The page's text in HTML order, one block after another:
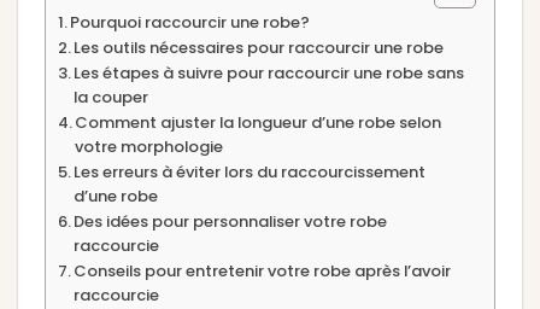
Pourquoi raccourcir une robe?
Les outils nécessaires pour raccourcir une robe
Les étapes à suivre pour raccourcir une robe sans
la couper
Comment ajuster la longueur d’une robe selon
votre morphologie
Les erreurs à éviter lors du raccourcissement
d’une robe
Des idées pour personnaliser votre robe
raccourcie
Conseils pour entretenir votre robe après l’avoir
raccourcie